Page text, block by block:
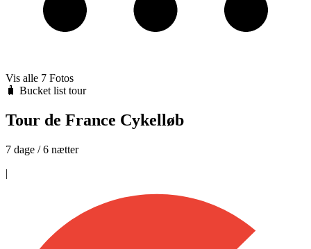
Vis alle 7 Fotos
🧳 Bucket list tour
Tour de France Cykelløb
7 dage / 6 nætter
|